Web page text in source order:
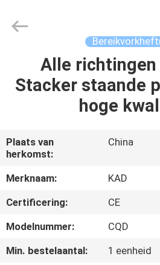
PRODUCTEN
VIDEOS
ONGEVEER
ONS
Co.,Ltd.
Alle
Stacker staande
hoge
Plaats van
herkomst:
China
Merknaam:
KAD
Certificering:
CE
Modelnummer:
CQD
Min. bestelaantal:
1 eenheid